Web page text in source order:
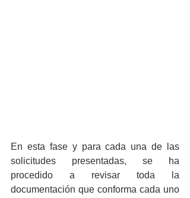
En esta fase y para cada una de las
solicitudes presentadas, se ha
procedido a revisar toda la
documentación que conforma cada uno